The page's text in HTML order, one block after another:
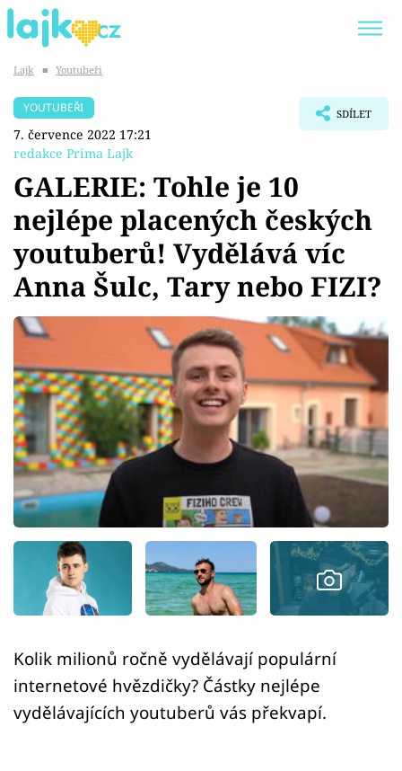
SHOPAHOLICADEL
Témata
Showbyznys
Youtubeři
Virály
Sex a vztahy
Videa
Sledujte prima+
Přihlášení
Sledujte nás
Lajk ■ Youtubeři
YOUTUBEŘI
7. července 2022 17:21
redakce Prima Lajk
SDÍLET
GALERIE: Tohle je 10
nejlépe placených českých
youtuberů! Vydělává víc
Anna Šulc, Tary nebo FIZI?
Kolik milionů ročně vydělávají populární
internetové hvězdičky? Částky nejlépe
vydělávajících youtuberů vás překvapí.